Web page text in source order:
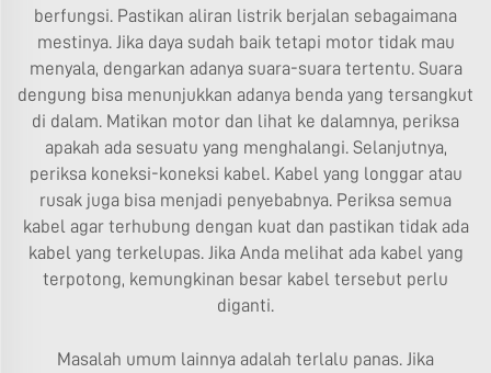
berfungsi. Pastikan aliran listrik berjalan sebagaimana
mestinya. Jika daya sudah baik tetapi motor tidak mau
menyala, dengarkan adanya suara-suara tertentu. Suara
dengung bisa menunjukkan adanya benda yang tersangkut
di dalam. Matikan motor dan lihat ke dalamnya, periksa
apakah ada sesuatu yang menghalangi. Selanjutnya,
periksa koneksi-koneksi kabel. Kabel yang longgar atau
rusak juga bisa menjadi penyebabnya. Periksa semua
kabel agar terhubung dengan kuat dan pastikan tidak ada
kabel yang terkelupas. Jika Anda melihat ada kabel yang
terpotong, kemungkinan besar kabel tersebut perlu
diganti.
Masalah umum lainnya adalah terlalu panas. Jika